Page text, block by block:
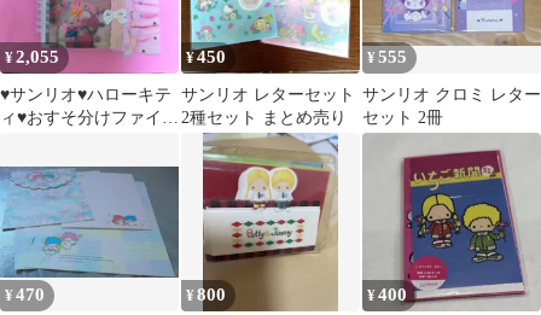
¥2,055
♥サンリオ♥ハローキテ
ィ♥おすそ分けファイル
¥450
サンリオ レターセット
2種セット まとめ売り
¥555
サンリオ クロミ レター
セット 2冊
¥470 ¥800 ¥400